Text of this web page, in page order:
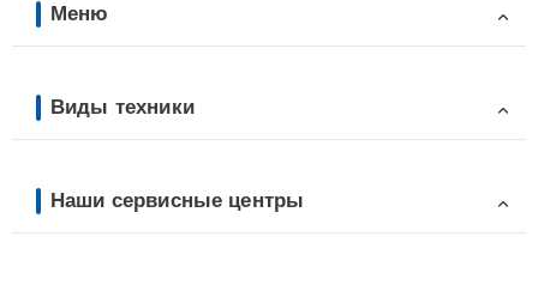
Меню
Виды техники
Наши сервисные центры